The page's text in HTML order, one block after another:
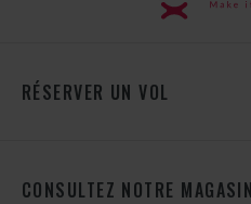
RÉSERVER UN VOL
CONSULTEZ NOTRE MAGASIN